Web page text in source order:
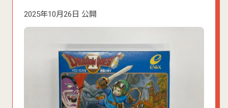
2025年10月26日 公開